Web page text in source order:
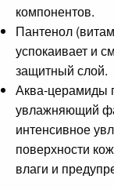
компонентов.
Пантенол
успокаивает и
защитный слой.
Аква-церамиды
увлажняющий
интенсивное
поверхности
влаги и